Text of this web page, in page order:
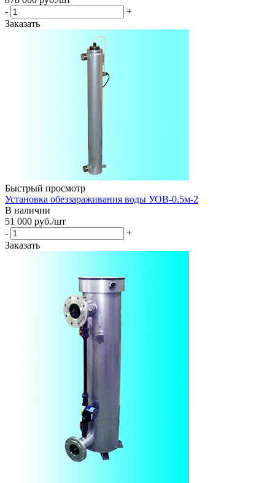
-
+
Заказать
Быстрый просмотр
Установка обеззараживания воды УОВ-0.5м-2
В наличии
51 000 руб./шт
-
+
Заказать